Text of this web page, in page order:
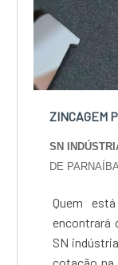
ZINCAGEM
SN
DE
Quem
encontrará
SN